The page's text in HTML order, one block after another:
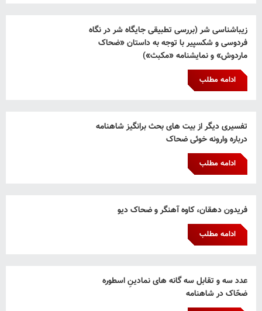
زیباشناسی شر (بررسی تطبیقی جایگاه شر در نگاه
فردوسی و شکسپیر با توجه به داستان «ضحاک
ماردوش» و نمایشنامه «مکبث»)
ادامه مطلب
تفسیری دیگر از بیت های بحث برانگیز شاهنامه
درباره وارونه خوئی ضحاک
ادامه مطلب
فریدون دهقان، کاوه آهنگر و ضحاک دیو
ادامه مطلب
عدد سه و تقابل سه گانه های نمادینِ اسطوره
ضحّاک در شاهنامه